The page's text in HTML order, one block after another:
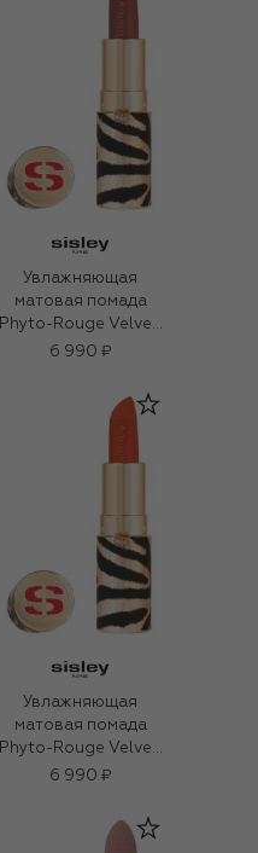
Увлажняющая
матовая помада
Phyto-Rouge Velvet,
оттенок 12
бежевый (3g)
6 990 ₽
Увлажняющая
матовая помада
Phyto-Rouge Velvet,
оттенок 30 Бежево-
6 990 ₽